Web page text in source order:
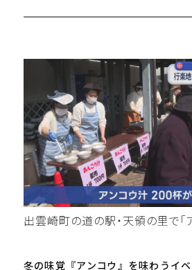
出雲崎町の道の駅・天領の里で「
冬の味覚『アンコウ』を味わうイ